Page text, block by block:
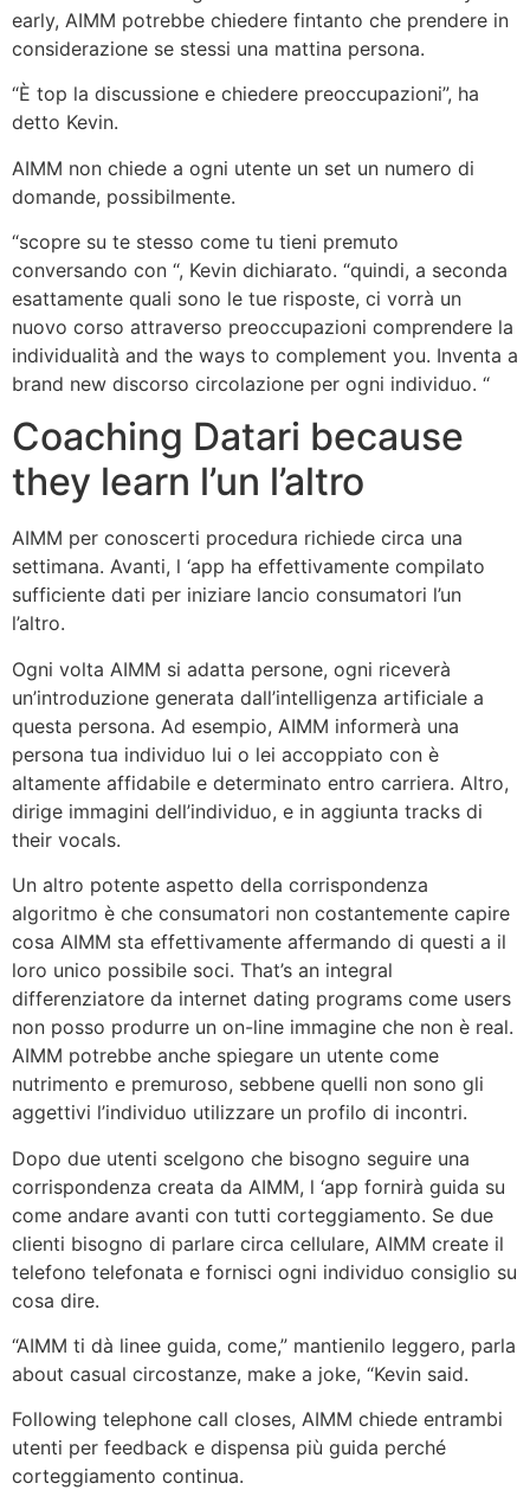
early, AIMM potrebbe chiedere fintanto che prendere in
considerazione se stessi una mattina persona.
“È top la discussione e chiedere preoccupazioni”, ha
detto Kevin.
AIMM non chiede a ogni utente un set un numero di
domande, possibilmente.
“scopre su te stesso come tu tieni premuto
conversando con “, Kevin dichiarato. “quindi, a seconda
esattamente quali sono le tue risposte, ci vorrà un
nuovo corso attraverso preoccupazioni comprendere la
individualità and the ways to complement you. Inventa a
brand new discorso circolazione per ogni individuo. “
Coaching Datari because
they learn l’un l’altro
AIMM per conoscerti procedura richiede circa una
settimana. Avanti, l ‘app ha effettivamente compilato
sufficiente dati per iniziare lancio consumatori l’un
l’altro.
Ogni volta AIMM si adatta persone, ogni riceverà
un’introduzione generata dall’intelligenza artificiale a
questa persona. Ad esempio, AIMM informerà una
persona tua individuo lui o lei accoppiato con è
altamente affidabile e determinato entro carriera. Altro,
dirige immagini dell’individuo, e in aggiunta tracks di
their vocals.
Un altro potente aspetto della corrispondenza
algoritmo è che consumatori non costantemente capire
cosa AIMM sta effettivamente affermando di questi a il
loro unico possibile soci. That’s an integral
differenziatore da internet dating programs come users
non posso produrre un on-line immagine che non è real.
AIMM potrebbe anche spiegare un utente come
nutrimento e premuroso, sebbene quelli non sono gli
aggettivi l’individuo utilizzare un profilo di incontri.
Dopo due utenti scelgono che bisogno seguire una
corrispondenza creata da AIMM, l ‘app fornirà guida su
come andare avanti con tutti corteggiamento. Se due
clienti bisogno di parlare circa cellulare, AIMM create il
telefono telefonata e fornisci ogni individuo consiglio su
cosa dire.
“AIMM ti dà linee guida, come,” mantienilo leggero, parla
about casual circostanze, make a joke, “Kevin said.
Following telephone call closes, AIMM chiede entrambi
utenti per feedback e dispensa più guida perché
corteggiamento continua.